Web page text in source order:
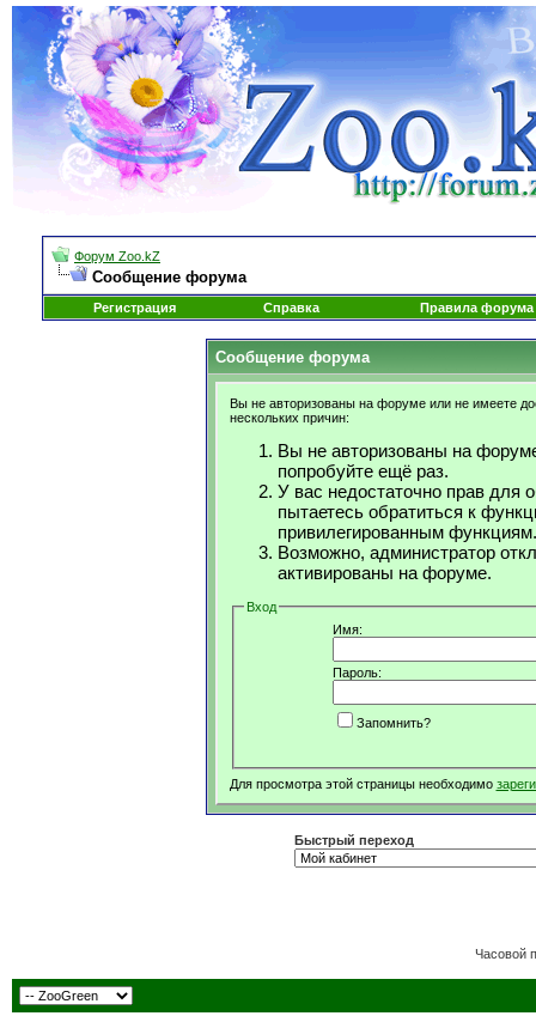
Форум Zoo.kZ
Сообщение форума
Регистрация Справка Правила форума
Сообщение форума
Вы не авторизованы на форуме или не имеете
нескольких причин:
Вы не авторизованы на
попробуйте ещё раз.
У вас недостаточно прав для
пытаетесь обратиться к
привилегированным функциям.
Возможно, администратор
активированы на форуме.
Вход
Имя:
Пароль:
Запомнить?
Для просмотра этой страницы необходимо
Быстрый переход
Часовой